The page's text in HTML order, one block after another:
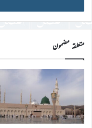
ڈی
درج
کریں
متعلقہ مضمون